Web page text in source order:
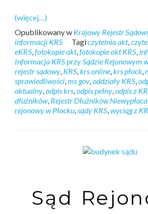
(więcej…)
Opublikowany w Krajowy Rejestr
informacji KRS
Tagiczytelnia akt,
eKRS,fotokopie akt,fotokopie akt KRS,
Informacja KRS przy Sądzie Rejonowym
rejestr sądowy, KRS,krs online,krs płock,
sprawiedliwości,ms gov,oddziały KRS,
aktualny,odpis krs,odpis pełny,odpis z
dłużników, Rejestr Dłużników
rejonowy w Płocku,sądy KRS,wyciąg z
Sąd